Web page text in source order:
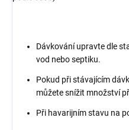
Dávkování upravte dle
vod nebo septiku.
Pokud při stávajícím
můžete snížit množství
Při havarijním stavu na